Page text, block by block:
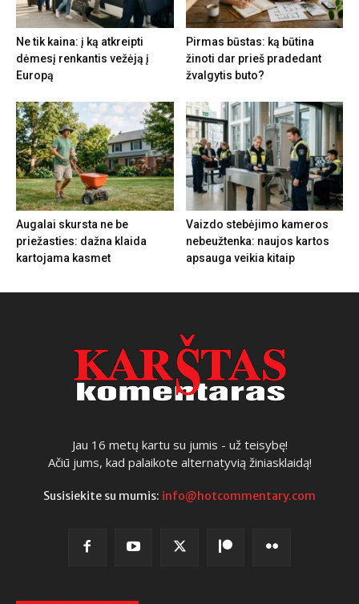
Ne tik kaina: į ką atkreipti
dėmesį renkantis vežėją į
Europą
Pirmas būstas: ką būtina
žinoti dar prieš pradedant
žvalgytis buto?
Augalai skursta ne be
priežasties: dažna klaida
kartojama kasmet
Vaizdo stebėjimo kameros
nebeužtenka: naujos kartos
apsauga veikia kitaip
Jau 16 metų kartu su jumis - už teisybę!
Ačiū jums, kad palaikote alternatyvią žiniasklaidą!
Susisiekite su mumis: info@hotcommentary.com